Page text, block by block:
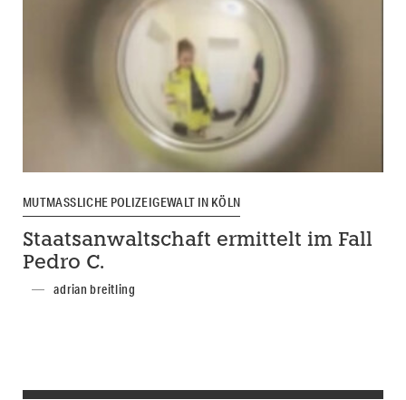
MUTMASSLICHE POLIZEIGEWALT IN KÖLN
Staatsanwaltschaft ermittelt im Fall
Pedro C.
adrian breitling